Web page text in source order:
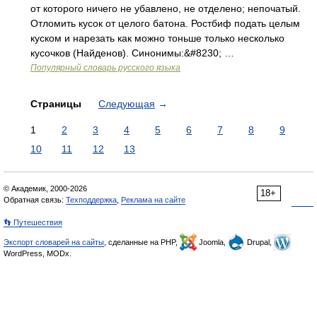
от которого ничего не убавлено, не отделено; непочатый.
Отломить кусок от целого батона. Ростбиф подать целым
куском и нарезать как можно тоньше только несколько
кусочков (Найденов). Синонимы:&#8230; …
Популярный словарь русского языка
Страницы Следующая →
1 2 3 4 5 6 7 8
9
10
11 12 13
18+
© Академик, 2000-2026
Обратная связь: Техподдержка Реклама на сайте
👣 Путешествия
Экспорт словарей на сайты , сделанные на PHP, Joomla,
Drupal,
WordPress, MODx.